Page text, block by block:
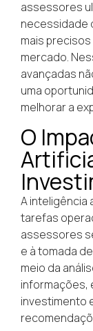
assessores
necessidade
mais
mercado.
avançadas
uma
melhorar a
O
A inteligência
tarefas
assessores
e à tomada
meio da
informações,
investimento